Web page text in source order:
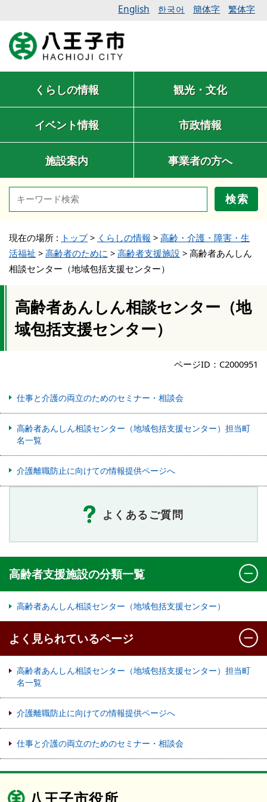
English 한국어 簡体字 繁体字
くらしの情報 観光・文化
イベント情報 市政情報
施設案内 事業者の方へ
検索
現在の場所 : トップ> くらしの情報 > 高齢・介護・障害・生
活福祉 > 高齢者のために > 高齢者支援施設 > 高齢者あんしん
相談センター（地域包括支援センター）
高齢者あんしん相談センター（地
域包括支援センター）
ページID：C2000951
仕事と介護の両立のためのセミナー・相談会
高齢者あんしん相談センター（地域包括支援センター）担当町
名一覧
介護離職防止に向けての情報提供ページへ
よくあるご質問
高齢者支援施設の分類一覧
高齢者あんしん相談センター（地域包括支援センター）
よく見られているページ
高齢者あんしん相談センター（地域包括支援センター）担当町
名一覧
介護離職防止に向けての情報提供ページへ
仕事と介護の両立のためのセミナー・相談会